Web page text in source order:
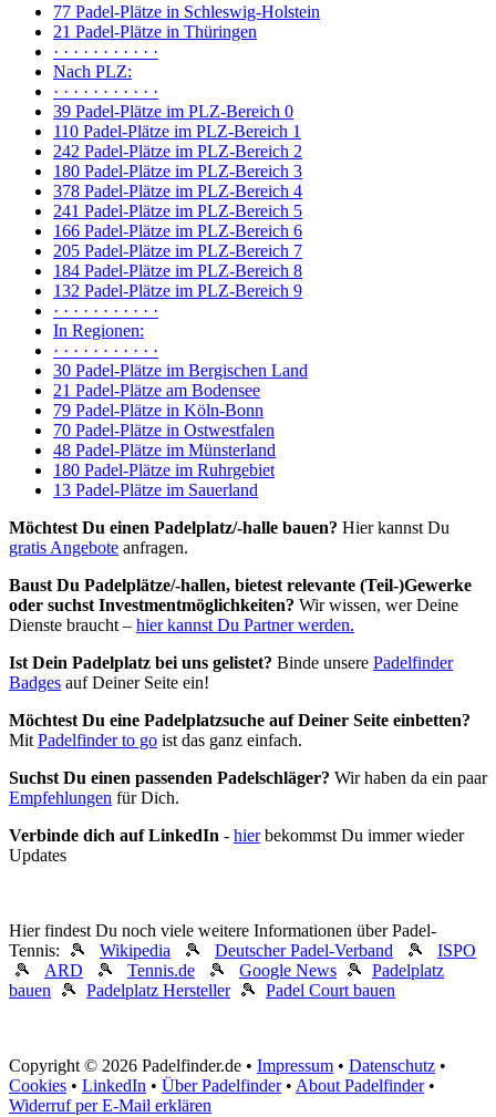
77 Padel-Plätze in Schleswig-Holstein
21 Padel-Plätze in Thüringen
· · · · · · · · · · ·
Nach PLZ:
· · · · · · · · · · ·
39 Padel-Plätze im PLZ-Bereich 0
110 Padel-Plätze im PLZ-Bereich 1
242 Padel-Plätze im PLZ-Bereich 2
180 Padel-Plätze im PLZ-Bereich 3
378 Padel-Plätze im PLZ-Bereich 4
241 Padel-Plätze im PLZ-Bereich 5
166 Padel-Plätze im PLZ-Bereich 6
205 Padel-Plätze im PLZ-Bereich 7
184 Padel-Plätze im PLZ-Bereich 8
132 Padel-Plätze im PLZ-Bereich 9
· · · · · · · · · · ·
In Regionen:
· · · · · · · · · · ·
30 Padel-Plätze im Bergischen Land
21 Padel-Plätze am Bodensee
79 Padel-Plätze in Köln-Bonn
70 Padel-Plätze in Ostwestfalen
48 Padel-Plätze im Münsterland
180 Padel-Plätze im Ruhrgebiet
13 Padel-Plätze im Sauerland
Möchtest Du einen Padelplatz/-halle bauen? Hier kannst Du
gratis Angebote anfragen.
Baust Du Padel­plätze/-hallen, bietest relevante (Teil-)Gewerke
oder suchst In­vest­ment­möglich­keiten? Wir wissen, wer Deine
Dienste braucht – hier kannst Du Partner werden.
Ist Dein Padelplatz bei uns gelistet? Binde unsere Padelfinder
Badges auf Deiner Seite ein!
Möchtest Du eine Padelplatzsuche auf Deiner Seite einbetten?
MitPadelfinder to go ist das ganz einfach.
Suchst Du einen passenden Padelschläger? Wir haben da ein paar
Empfehlungen für Dich.
Verbinde dich auf LinkedIn - hierbekommst Du immer wieder
Updates
Hier findest Du noch viele weitere Informationen über Padel-
Tennis: 🎾 Wikipedia 🎾 Deutscher Padel-Verband 🎾 ISPO
🎾 ARD 🎾 Tennis.de 🎾 Google News 🎾 Padelplatz
bauen 🎾 Padelplatz Hersteller🎾 Padel Court bauen
Copyright © 2026 Padelfinder.de • Impressum • Datenschutz •
Cookies • LinkedIn • Über Padelfinder• About Padelfinder•
Widerruf per E-Mail erklären